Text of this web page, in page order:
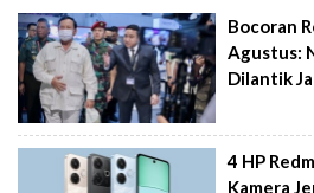
Bocoran
Agustus:
Dilantik
4 HP
Kamera